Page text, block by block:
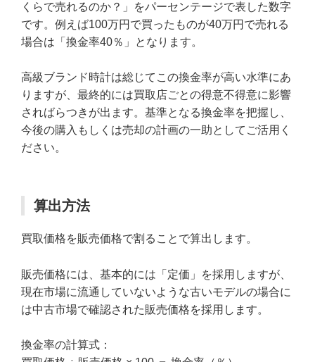
くらで売れるのか？」をパーセンテージで表した数字
です。例えば100万円で買ったものが40万円で売れる
場合は「換金率40％」となります。
高級ブランド時計は総じてこの換金率が高い水準にあ
りますが、最終的には買取店ごとの得意不得意に影響
さればらつきが出ます。基準となる換金率を把握し、
今後の購入もしくは売却の計画の一助としてご活用く
ださい。
算出方法
買取価格を販売価格で割ることで算出します。
販売価格には、基本的には「定価」を採用しますが、
現在市場に流通していないような古いモデルの場合に
は中古市場で確認された販売価格を採用します。
換金率の計算式：